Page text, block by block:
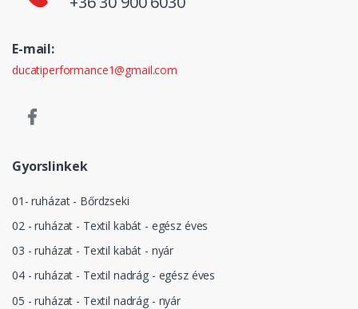
E-mail:
ducatiperformance1@gmail.com
Gyorslinkek
01- ruházat - Bőrdzseki
02 - ruházat - Textil kabát - egész éves
03 - ruházat - Textil kabát - nyár
04 - ruházat - Textil nadrág - egész éves
05 - ruházat - Textil nadrág - nyár